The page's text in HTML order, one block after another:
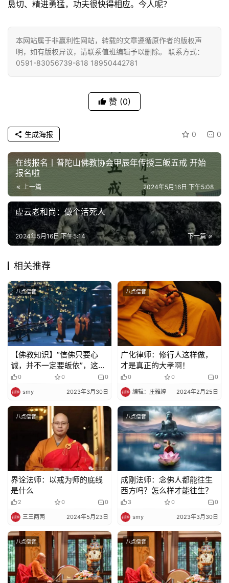
佛
教
人
物
礼
视
频
纪
录
佛
艺
政
策
法
规
免
责
声
明
登录 注册
恳切、精进勇猛，功夫很快得相应。今人呢？
本网站属于非赢利性网站，转载的文章遵循原作者的版权声
明，如有版权异议，请联系值班编辑予以删除。 联系方式：
0591-83056739-818 18950442781
赞 (0)
0 0
生成海报
在线报名丨普陀山佛教协会甲辰年传授三皈五戒 开始
报名啦
上一篇 2024年5月16日 下午5:08
虚云老和尚：做个活死人
下一篇
2024年5月16日 下午5:14
相关推荐
八点僧音
【佛教知识】“信佛只要心
诚，并不一定要皈依”，这种
想法对吗？
0 0 0
smy 2023年3月30日
八点僧音
广化律师：修行人这样做，
才是真正的大孝啊！
0 0 0
编辑：庄雅婷 2024年2月25日
八点僧音
界诠法师：以戒为师的底线
是什么
2 0 0
三三两两 2024年5月23日
八点僧音
成刚法师：念佛人都能往生
西方吗？怎么样才能往生？
3 0 0
smy 2023年3月30日
八点僧音 八点僧音